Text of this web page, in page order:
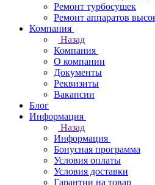
Ремонт турбосушек
Ремонт аппаратов
Компания
Назад
Компания
О компании
Документы
Реквизиты
Вакансии
Блог
Информация
Назад
Информация
Бонусная программа
Условия оплаты
Условия доставки
Гарантии на товар